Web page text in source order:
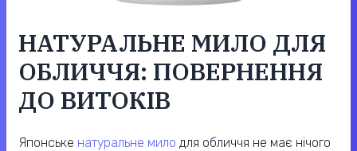
НАТУРАЛЬНЕ МИЛО ДЛЯ
ОБЛИЧЧЯ: ПОВЕРНЕННЯ
ДО ВИТОКІВ
Японське натуральне мило для обличчя не має нічого